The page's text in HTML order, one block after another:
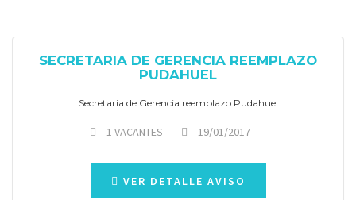
SECRETARIA DE GERENCIA REEMPLAZO
PUDAHUEL
Secretaria de Gerencia reemplazo Pudahuel
1 VACANTES 19/01/2017
VER DETALLE AVISO